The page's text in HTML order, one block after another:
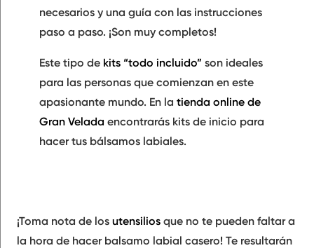
necesarios y una guía con las instrucciones
paso a paso. ¡Son muy completos!
Este tipo de kits “todo incluido” son ideales
para las personas que comienzan en este
apasionante mundo. En la tienda online de
Gran Velada encontrarás kits de inicio para
hacer tus bálsamos labiales.
¡Toma nota de los utensilios que no te pueden faltara
la hora de hacer balsamo labial casero! Te resultarán